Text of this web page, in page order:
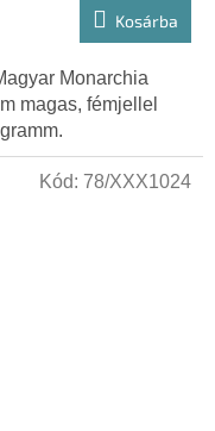
Kosárba
Monarchia
magas, fémjellel
Kód: 78/XXX1024